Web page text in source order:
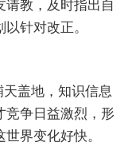
请教，及时指出自
针对改正。
盖地，知识信息
竞争日益激烈，形
界变化好快。